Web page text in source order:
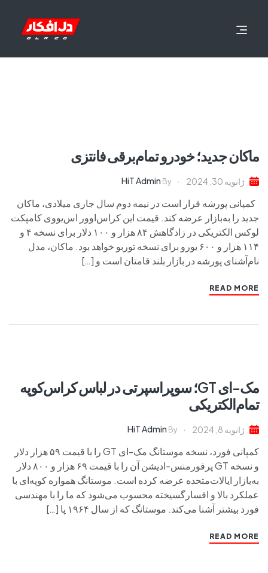
ماکان جدید؛ خودرو ‌تمام‌برقی فانتزی
ژانویه 30, 2024 By
HiT Admin
کمپانی پورشه قرار است در نیمه دوم سال جاری میلادی، ماکان
جدید را به‌بازار عرضه کند. قیمت این کراس‌اوور اس‌یووی کامپکت
لوکس الکتریکی در زادگاهش ۸۴ هزار و ۱۰۰ دلار برای نسخه ۴ و
۱۱۴ هزار و ۶۰۰ یورو برای نسخه توربو خواهد بود. ماکان، مدل
نام‌آشنای پورشه در بازار بلند قامتان است و […]
READ MORE
مک-ای GT؛ سوپراسپرتی در لباس کراس‌کوپه
تمام‌الکتریکی
ژانویه 8, 2024 By
HiT Admin
کمپانی فورد، نسخه موستانگ مک‌-ای GT را با قیمت ۵۹ هزار دلار
و نسخه GT پرفورمنس-ادیشن آن را با قیمت ۶۹ هزار و ۸۰۰ دلار
به‌بازار ایالات‌متحده عرضه کرده است. موستانگ همواره کوپه‌ای با
عملکرد بالا و افسارگسیخته‌ محسوب می‌شود که ما را با مهندسی
فورد بیشتر آشنا می‌کند. موستانگ که از سال ۱۹۶۴ پا […]
READ MORE